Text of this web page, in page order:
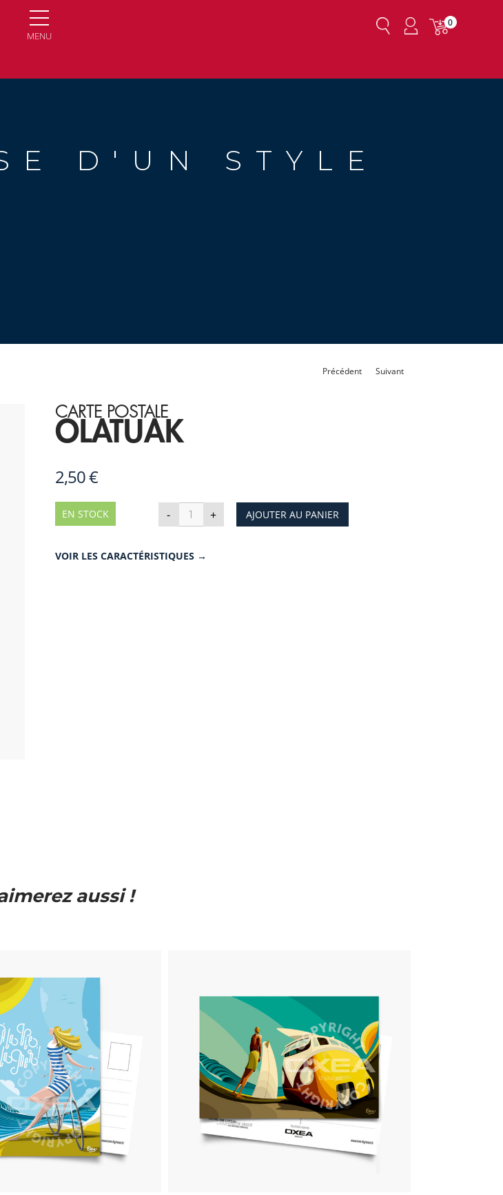
MENU
0
D'UN STYLE
Précédent Suivant
CARTE POSTALE
OLATUAK
2,50 €
EN STOCK -
quantité
de
OLATUAK
+ AJOUTER AU PANIER
VOIR LES CARACTÉRISTIQUES →
aussi !